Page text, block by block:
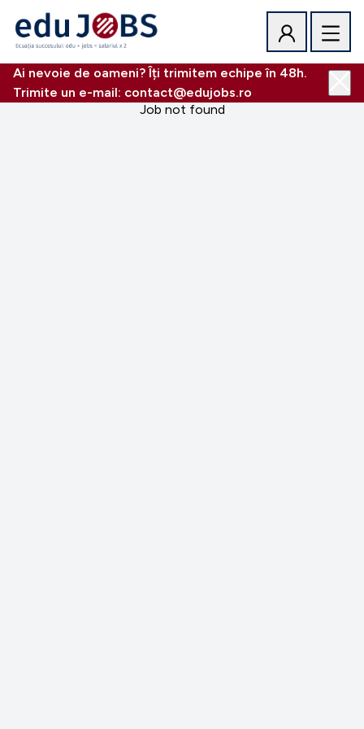
Ai nevoie de oameni? Îți trimitem echipe în 48h.
Trimite un e-mail: contact@edujobs.ro
Job not found